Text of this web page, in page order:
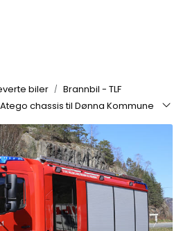
biler
Brannbil - TLF
chassis til Dønna Kommune